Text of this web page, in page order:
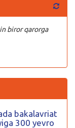
biror qarorga
bakalavriat
300 yevro